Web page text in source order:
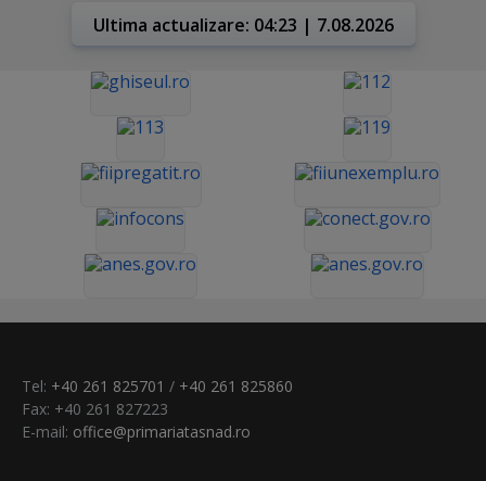
Ultima actualizare: 04:23 | 7.08.2026
Tel: +40 261 825701 / +40 261 825860
Fax: +40 261 827223
E-mail: office@primariatasnad.ro